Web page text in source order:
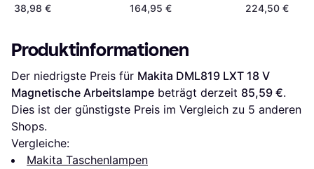
38,98 €
164,95 € 224,50 €
Produktinformationen
Der niedrigste Preis für Makita DML819 LXT 18 V
Magnetische Arbeitslampe beträgt derzeit 85,59 €.
Dies ist der günstigste Preis im Vergleich zu 5 anderen
Shops.
Vergleiche:
Makita Taschenlampen